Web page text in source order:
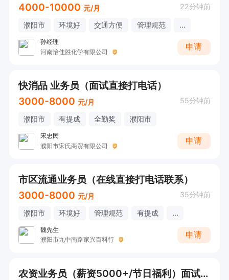
4000-10000 元/月 22分钟前
濮阳市 环境好 交通方便 管理规范 ...
孙经理
河南怡佳胜化学有限公司
申请
快消品 业务员（面试直接打电话）
3000-8000 元/月 55分钟前
濮阳市 有提成 全勤奖 濮阳市
宋忠民
濮阳市宋氏商贸有限公司
申请
市区流通业务员（在线直接打电话联系）
3000-8000 元/月 35分钟前
濮阳市 环境好 管理规范 有提成 ...
魏先生
濮阳市九中南路家兴百料行
申请
农资业务员（薪资5000+/节日福利）面试可直接打电话